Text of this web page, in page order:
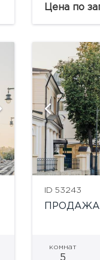
культурные
Цена по
ID 53243
ПРОДАЖА
комнат
5